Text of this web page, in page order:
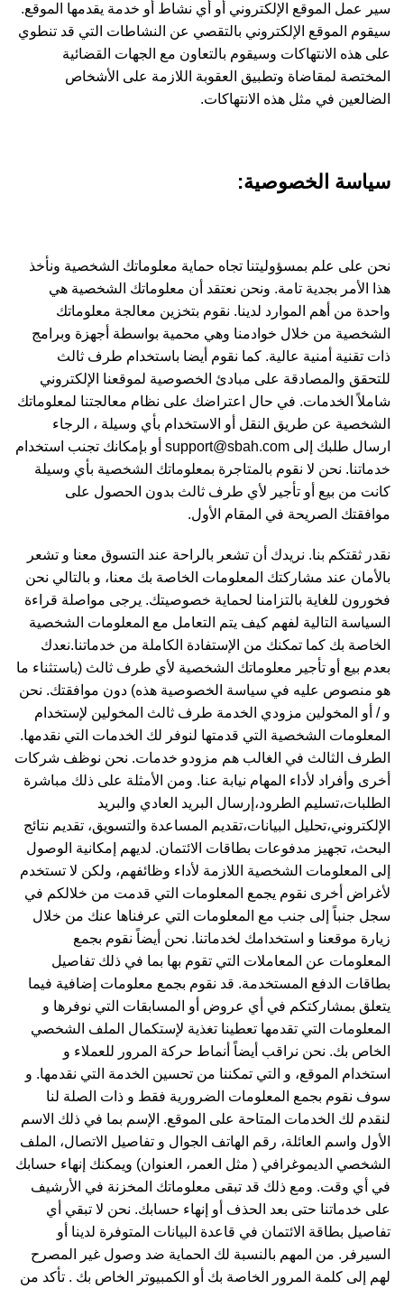
سير عمل الموقع الإلكتروني أو أي نشاط أو خدمة يقدمها الموقع.
سيقوم الموقع الإلكتروني بالتقصي عن النشاطات التي قد تنطوي
على هذه الانتهاكات وسيقوم بالتعاون مع الجهات القضائية
المختصة لمقاضاة وتطبيق العقوبة اللازمة على الأشخاص
الضالعين في مثل هذه الانتهاكات.
سياسة الخصوصية:
نحن على علم بمسؤوليتنا تجاه حماية معلوماتك الشخصية ونأخذ
هذا الأمر بجدية تامة. ونحن نعتقد أن معلوماتك الشخصية هي
واحدة من أهم الموارد لدينا. نقوم بتخزين معالجة معلوماتك
الشخصية من خلال خوادمنا وهي محمية بواسطة أجهزة وبرامج
ذات تقنية أمنية عالية. كما نقوم أيضا باستخدام طرف ثالث
للتحقق والمصادقة على مبادئ الخصوصية لموقعنا الإلكتروني
شاملاً الخدمات. في حال اعتراضك على نظام معالجتنا لمعلوماتك
الشخصية عن طريق النقل أو الاستخدام بأي وسيلة ، الرجاء
ارسال طلبك إلى support@sbah.com أو بإمكانك تجنب استخدام
خدماتنا. نحن لا نقوم بالمتاجرة بمعلوماتك الشخصية بأي وسيلة
كانت من بيع أو تأجير لأي طرف ثالث بدون الحصول على
موافقتك الصريحة في المقام الأول.
نقدر ثقتكم بنا. نريدك أن تشعر بالراحة عند التسوق معنا و تشعر
بالأمان عند مشاركتك المعلومات الخاصة بك معنا، و بالتالي نحن
فخورون للغاية بالتزامنا لحماية خصوصيتك. يرجى مواصلة قراءة
السياسة التالية لفهم كيف يتم التعامل مع المعلومات الشخصية
الخاصة بك كما تمكنك من الإستفادة الكاملة من خدماتنا.نعدك
بعدم بيع أو تأجير معلوماتك الشخصية لأي طرف ثالث (باستثناء ما
هو منصوص عليه في سياسة الخصوصية هذه) دون موافقتك. نحن
و / أو المخولين مزودي الخدمة طرف ثالث المخولين لإستخدام
المعلومات الشخصية التي قدمتها لنوفر لك الخدمات التي نقدمها.
الطرف الثالث في الغالب هم مزودو خدمات. نحن نوظف شركات
أخرى وأفراد لأداء المهام نيابة عنا. ومن الأمثلة على ذلك مباشرة
الطلبات،تسليم الطرود،إرسال البريد العادي والبريد
الإلكتروني،تحليل البيانات،تقديم المساعدة والتسويق، تقديم نتائج
البحث، تجهيز مدفوعات بطاقات الائتمان. لديهم إمكانية الوصول
إلى المعلومات الشخصية اللازمة لأداء وظائفهم، ولكن لا تستخدم
لأغراض أخرى نقوم يجمع المعلومات التي قدمت من خلالكم في
سجل جنباً إلى جنب مع المعلومات التي عرفناها عنك من خلال
زيارة موقعنا و استخدامك لخدماتنا. نحن أيضاً نقوم بجمع
المعلومات عن المعاملات التي تقوم بها بما في ذلك تفاصيل
بطاقات الدفع المستخدمة. قد نقوم بجمع معلومات إضافية فيما
يتعلق بمشاركتكم في أي عروض أو المسابقات التي نوفرها و
المعلومات التي تقدمها تعطينا تغذية لإستكمال الملف الشخصي
الخاص بك. نحن نراقب أيضاً أنماط حركة المرور للعملاء و
استخدام الموقع، و التي تمكننا من تحسين الخدمة التي نقدمها. و
سوف نقوم بجمع المعلومات الضرورية فقط و ذات الصلة لنا
لنقدم لك الخدمات المتاحة على الموقع. الإسم بما في ذلك الاسم
الأول واسم العائلة، رقم الهاتف الجوال و تفاصيل الاتصال، الملف
الشخصي الديموغرافي ( مثل العمر، العنوان) ويمكنك إنهاء حسابك
في أي وقت. ومع ذلك قد تبقى معلوماتك المخزنة في الأرشيف
على خدماتنا حتى بعد الحذف أو إنهاء حسابك. نحن لا تبقي أي
تفاصيل بطاقة الائتمان في قاعدة البيانات المتوفرة لدينا أو
السيرفر. من المهم بالنسبة لك الحماية ضد وصول غير المصرح
لهم إلى كلمة المرور الخاصة بك أو الكمبيوتر الخاص بك . تأكد من